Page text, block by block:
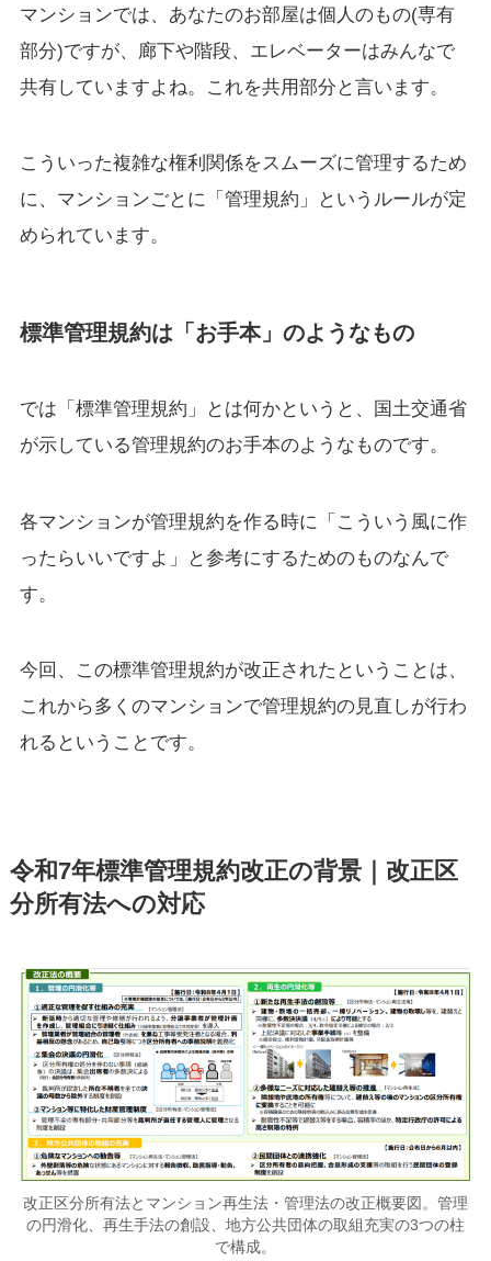
マンションでは、あなたのお部屋は個人のもの(専有
部分)ですが、廊下や階段、エレベーターはみんなで
共有していますよね。これを共用部分と言います。
こういった複雑な権利関係をスムーズに管理するため
に、マンションごとに「管理規約」というルールが定
められています。
標準管理規約は「お手本」のようなもの
では「標準管理規約」とは何かというと、国土交通省
が示している管理規約のお手本のようなものです。
各マンションが管理規約を作る時に「こういう風に作
ったらいいですよ」と参考にするためのものなんで
す。
今回、この標準管理規約が改正されたということは、
これから多くのマンションで管理規約の見直しが行わ
れるということです。
令和7年標準管理規約改正の背景｜改正区
分所有法への対応
改正区分所有法とマンション再生法・管理法の改正概要図。管理
の円滑化、再生手法の創設、地方公共団体の取組充実の3つの柱
で構成。